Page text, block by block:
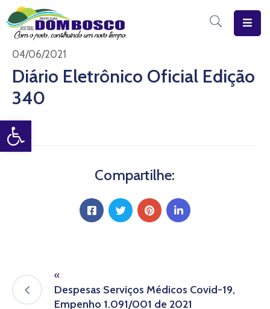
Open toolbar
Início
O
Município
Estrutura
Diário
04/06/2021
Diário Eletrônico Oficial Edição
340
Compartilhe:
«
Despesas Serviços Médicos Covid-19,
Empenho 1.091/001 de 2021